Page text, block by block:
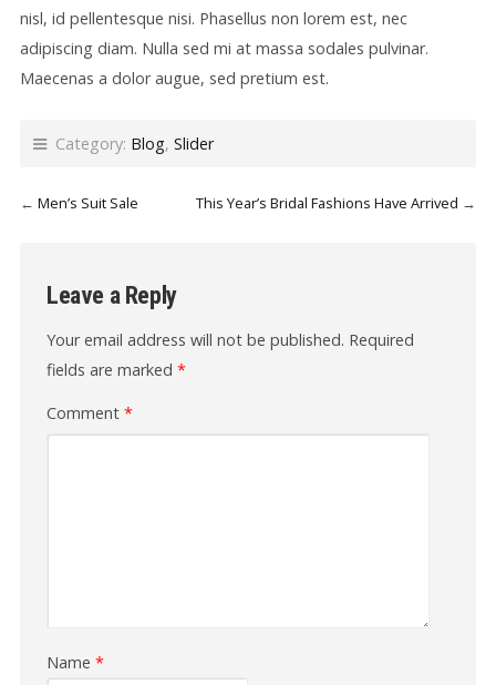
nisl, id pellentesque nisi. Phasellus non lorem est, nec
adipiscing diam. Nulla sed mi at massa sodales pulvinar.
Maecenas a dolor augue, sed pretium est.
Category: Blog, Slider
← Men’s Suit Sale This Year’s Bridal Fashions Have Arrived →
Leave a Reply
Your email address will not be published. Required
fields are marked *
Comment *
Name *